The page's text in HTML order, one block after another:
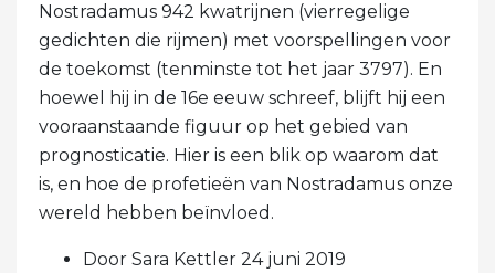
Nostradamus 942 kwatrijnen (vierregelige
gedichten die rijmen) met voorspellingen voor
de toekomst (tenminste tot het jaar 3797). En
hoewel hij in de 16e eeuw schreef, blijft hij een
vooraanstaande figuur op het gebied van
prognosticatie. Hier is een blik op waarom dat
is, en hoe de profetieën van Nostradamus onze
wereld hebben beïnvloed.
Door Sara Kettler 24 juni 2019